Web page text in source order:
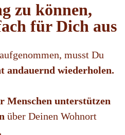
zu können,
für Dich aus
musst Du
andauernd wiederholen.
Menschen unterstützen
über Deinen Wohnort